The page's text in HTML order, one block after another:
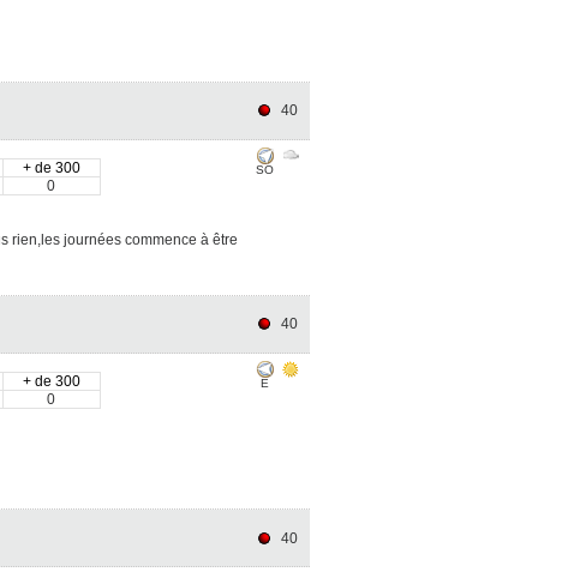
40
+ de 300
0
rien,les journées commence à être
SO
40
+ de 300
0
E
40